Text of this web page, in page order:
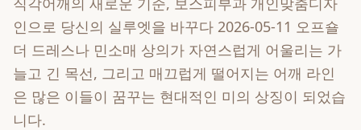
인으로 당신의 실루엣을 바꾸다 2026-05-11 오프숄
더 드레스나 민소매 상의가 자연스럽게 어울리는 가
늘고 긴 목선, 그리고 매끄럽게 떨어지는 어깨 라인
은 많은 이들이 꿈꾸는 현대적인 미의 상징이 되었습
니다.